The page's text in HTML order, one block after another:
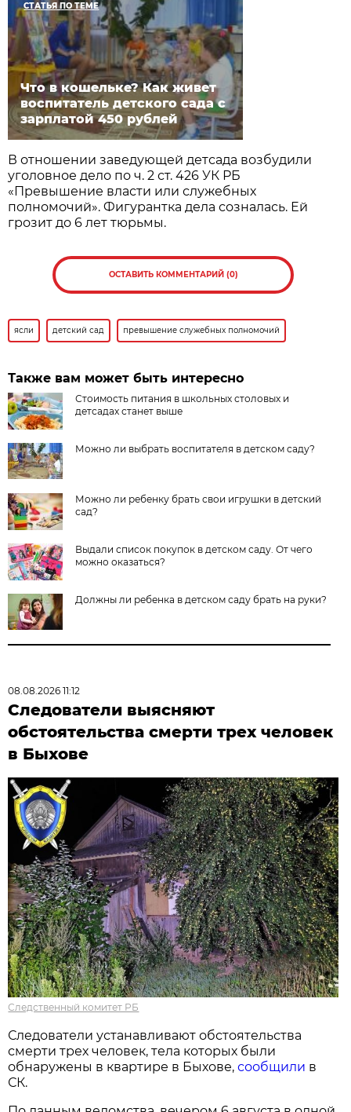
СТАТЬЯ ПО ТЕМЕ
Что в кошельке? Как живет
воспитатель детского сада с
зарплатой 450 рублей
В отношении заведующей детсада возбудили
уголовное дело по ч. 2 ст. 426 УК РБ
«Превышение власти или служебных
полномочий». Фигурантка дела созналась. Ей
грозит до 6 лет тюрьмы.
ОСТАВИТЬ КОММЕНТАРИЙ (0)
ясли детский сад превышение служебных полномочий
Также вам может быть интересно
Стоимость питания в школьных столовых и
детсадах станет выше
Можно ли выбрать воспитателя в детском саду?
Можно ли ребенку брать свои игрушки в детский
сад?
Выдали список покупок в детском саду. От чего
можно оказаться?
Должны ли ребенка в детском саду брать на руки?
08.08.2026 11:12
Следователи выясняют
обстоятельства смерти трех человек
в Быхове
Следственный комитет РБ
Следователи устанавливают обстоятельства
смерти трех человек, тела которых были
обнаружены в квартире в Быхове,сообщили в
СК.